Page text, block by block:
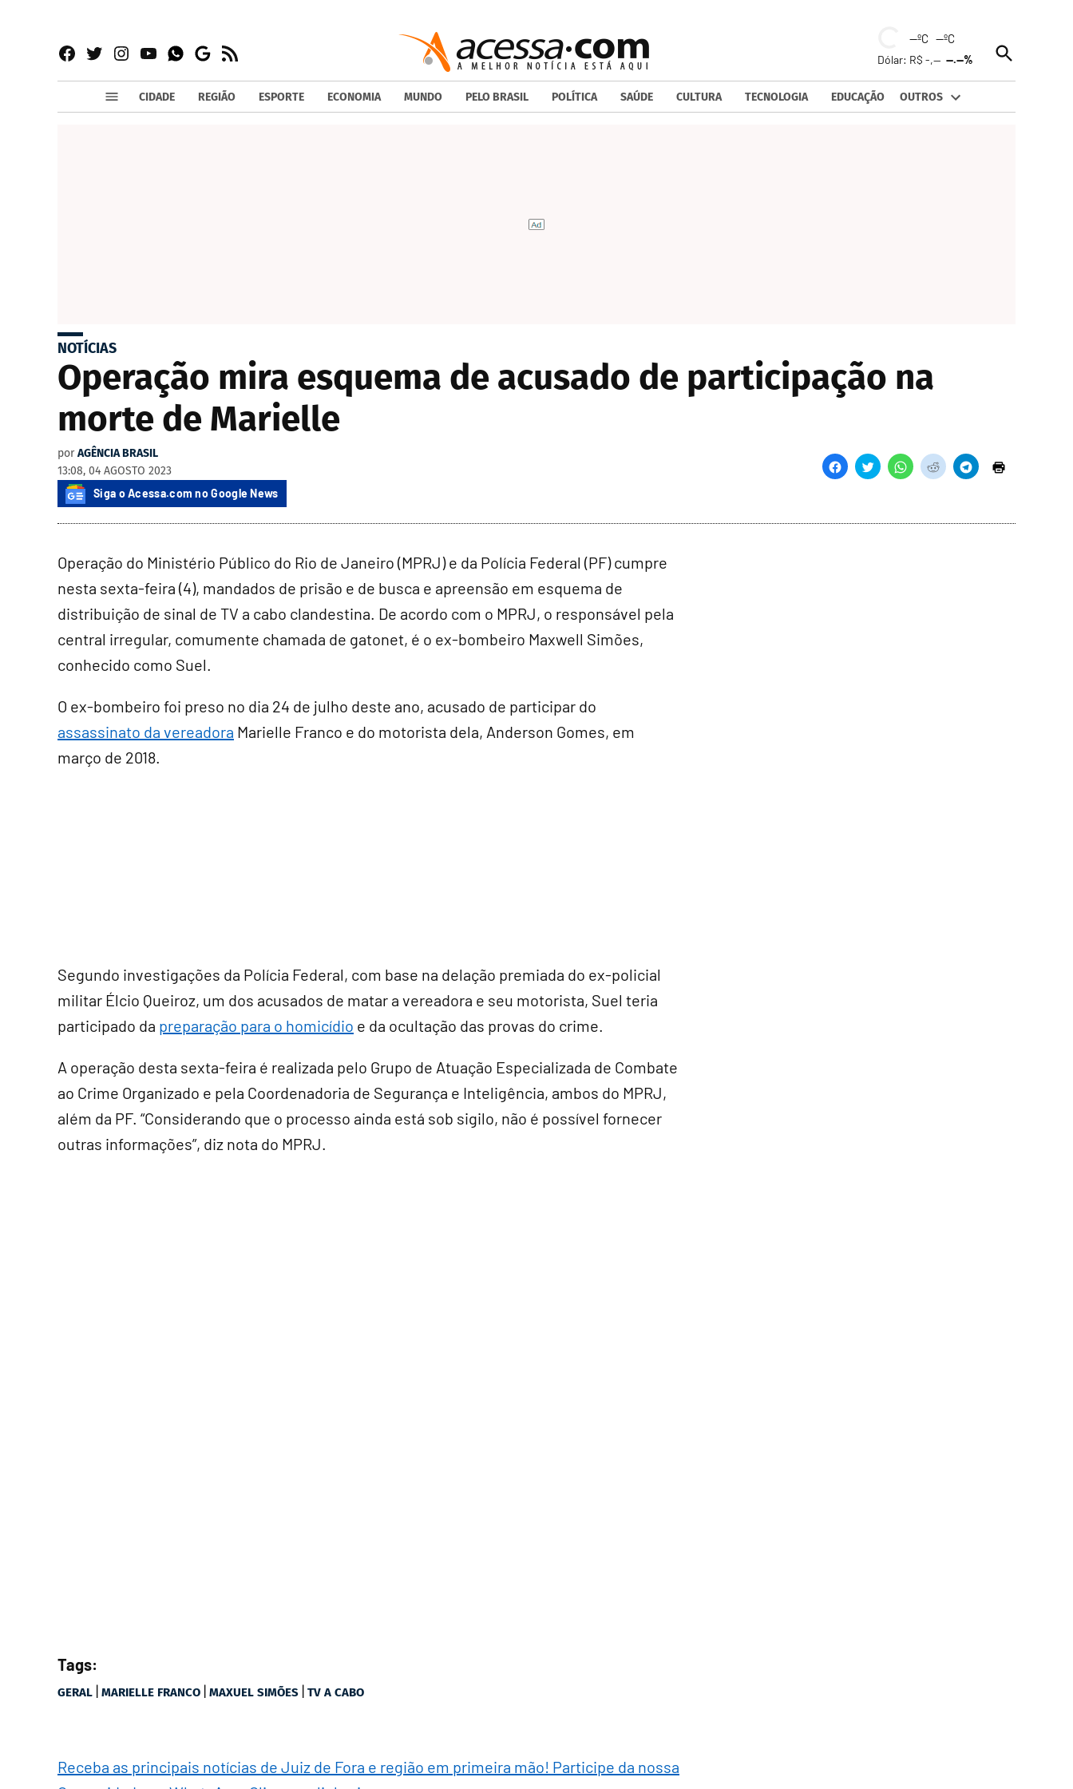
Facebook
TwitterInstagram
YouTubeWhatsapp
Google
News
RSS
--ºC --ºC
Dólar: R$ -,----.--%
Open
Search
CIDADE REGIÃO ESPORTE ECONOMIA MUNDO PELO BRASIL POLÍTICA SAÚDE CULTURA TECNOLOGIA EDUCAÇÃO OUTROS
NOTÍCIAS
Operação mira esquema de acusado de participação na
morte de Marielle
por AGÊNCIA BRASIL
13:08, 04 AGOSTO 2023
Siga o Acessa.com no Google News
Operação do Ministério Público do Rio de Janeiro (MPRJ) e da Polícia Federal (PF) cumpre
nesta sexta-feira (4), mandados de prisão e de busca e apreensão em esquema de
distribuição de sinal de TV a cabo clandestina. De acordo com o MPRJ, o responsável pela
central irregular, comumente chamada de gatonet, é o ex-bombeiro Maxwell Simões,
conhecido como Suel.
O ex-bombeiro foi preso no dia 24 de julho deste ano, acusado de participar do
assassinato da vereadora Marielle Franco e do motorista dela, Anderson Gomes, em
março de 2018.
Segundo investigações da Polícia Federal, com base na delação premiada do ex-policial
militar Élcio Queiroz, um dos acusados de matar a vereadora e seu motorista, Suel teria
participado da preparação para o homicídio e da ocultação das provas do crime.
A operação desta sexta-feira é realizada pelo Grupo de Atuação Especializada de Combate
ao Crime Organizado e pela Coordenadoria de Segurança e Inteligência, ambos do MPRJ,
além da PF. “Considerando que o processo ainda está sob sigilo, não é possível fornecer
outras informações”, diz nota do MPRJ.
Tags:
GERAL | MARIELLE FRANCO | MAXUEL SIMÕES | TV A CABO
Receba as principais notícias de Juiz de Fora e região em primeira mão! Participe da nossa